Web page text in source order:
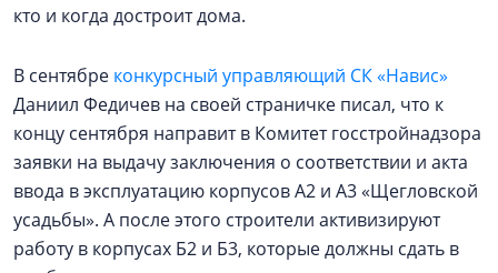
кто и когда достроит дома.
В сентябре конкурсный управляющий СК «Навис»
Даниил Федичев на своей страничке писал, что к
концу сентября направит в Комитет госстройнадзора
заявки на выдачу заключения о соответствии и акта
ввода в эксплуатацию корпусов А2 и А3 «Щегловской
усадьбы». А после этого строители активизируют
работу в корпусах Б2 и Б3, которые должны сдать в